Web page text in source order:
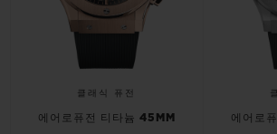
클래식 퓨전
에어로퓨전 티타늄 45MM 에어로